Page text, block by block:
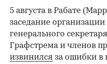
5 августа в Рабате
заседание
генерального
Графстрема и членов
извинился за ошибки в